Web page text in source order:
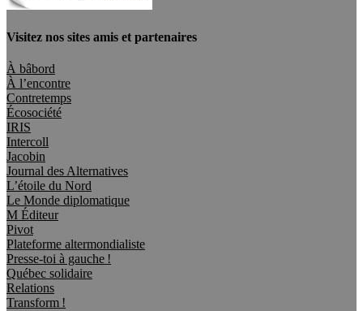
Visitez nos sites amis et partenaires
À bâbord
À l’encontre
Contretemps
Écosociété
IRIS
Intercoll
Jacobin
Journal des Alternatives
L’étoile du Nord
Le Monde diplomatique
M Éditeur
Pivot
Plateforme altermondialiste
Presse-toi à gauche !
Québec solidaire
Relations
Transform !